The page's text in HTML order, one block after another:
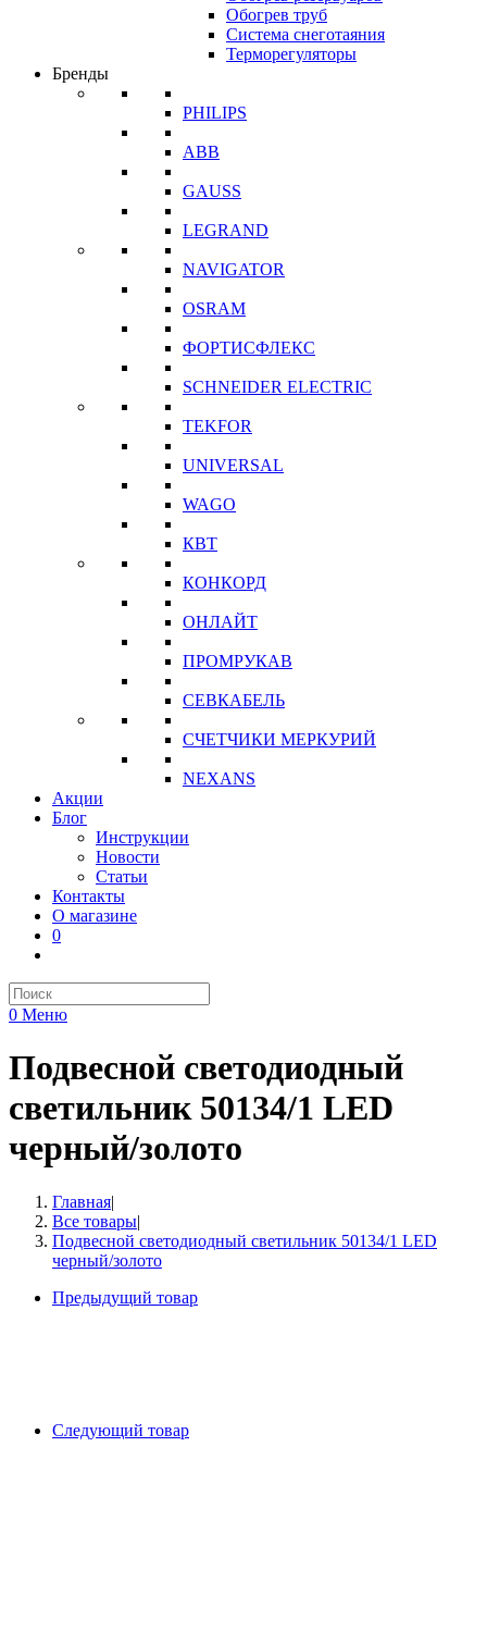
Обогрев труб
Система снеготаяния
Терморегуляторы
Бренды
PHILIPS
ABB
GAUSS
LEGRAND
NAVIGATOR
OSRAM
ФОРТИСФЛЕКС
SCHNEIDER ELECTRIC
TEKFOR
UNIVERSAL
WAGO
КВТ
КОНКОРД
ОНЛАЙТ
ПРОМРУКАВ
СЕВКАБЕЛЬ
СЧЕТЧИКИ МЕРКУРИЙ
NEXANS
Акции
Блог
Инструкции
Новости
Статьи
Контакты
О магазине
0
0 Меню
Подвесной светодиодный
светильник 50134/1 LED
черный/золото
Главная|
Все товары|
Подвесной светодиодный светильник 50134/1 LED
черный/золото
Предыдущий товар
Следующий товар